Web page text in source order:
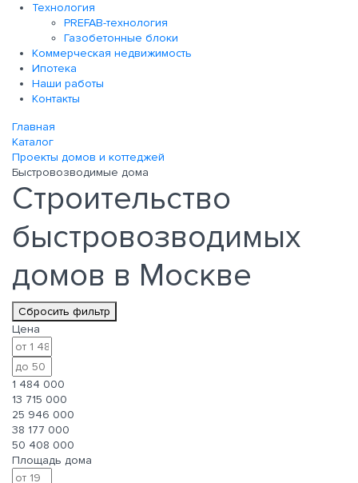
Технология
PREFAB-технология
Газобетонные блоки
Коммерческая недвижимость
Ипотека
Наши работы
Контакты
Главная
Каталог
Проекты домов и коттеджей
Быстровозводимые дома
Строительство
быстровозводимых
домов в Москве
Сбросить фильтр
Цена
1 484 000
13 715 000
25 946 000
38 177 000
50 408 000
Площадь дома